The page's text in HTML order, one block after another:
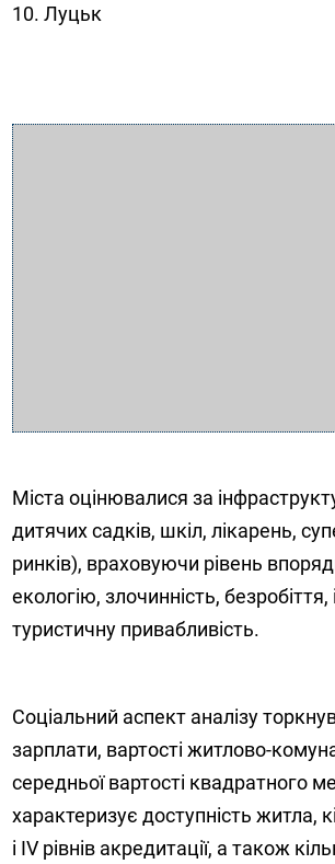
10. Луцьк
Міста оцінювалися за
дитячих садків, шкіл, лікарень,
ринків), враховуючи рівень
екологію, злочинність, безробіття,
туристичну привабливість.
Соціальний аспект аналізу
зарплати, вартості житлово-
середньої вартості квадратного
характеризує доступність житла,
і IV рівнів акредитації, а також